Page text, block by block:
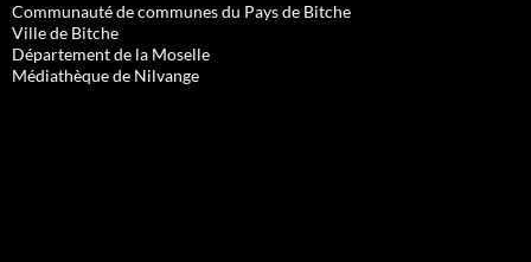
Communauté de communes du Pays de Bitche
Ville de Bitche
Département de la Moselle
Médiathèque de Nilvange